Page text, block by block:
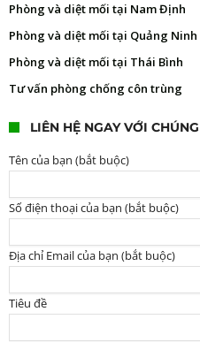
Phòng và diệt mối tại Nam Định
Phòng và diệt mối tại Quảng Ninh
Phòng và diệt mối tại Thái Bình
Tư vấn phòng chống côn trùng
LIÊN HỆ NGAY VỚI
Tên của bạn (bắt buộc)
Số điện thoại của bạn (bắt buộc)
Địa chỉ Email của bạn (bắt buộc)
Tiêu đề